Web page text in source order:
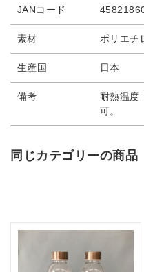
JANコード
素材 ポリエチ
生産国 日本
備考
耐熱温度
可。
同じカテゴリーの商品